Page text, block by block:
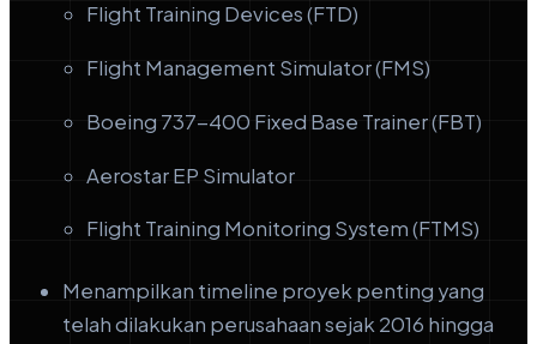
Flight Training Devices (FTD)
Flight Management Simulator (FMS)
Boeing 737-400 Fixed Base Trainer (FBT)
Aerostar EP Simulator
Flight Training Monitoring System (FTMS)
Menampilkan timeline proyek penting yang
telah dilakukan perusahaan sejak 2016 hingga